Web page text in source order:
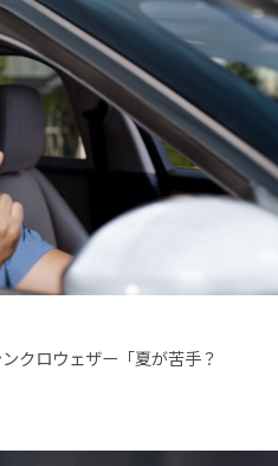
クロウェザー「夏が苦手？